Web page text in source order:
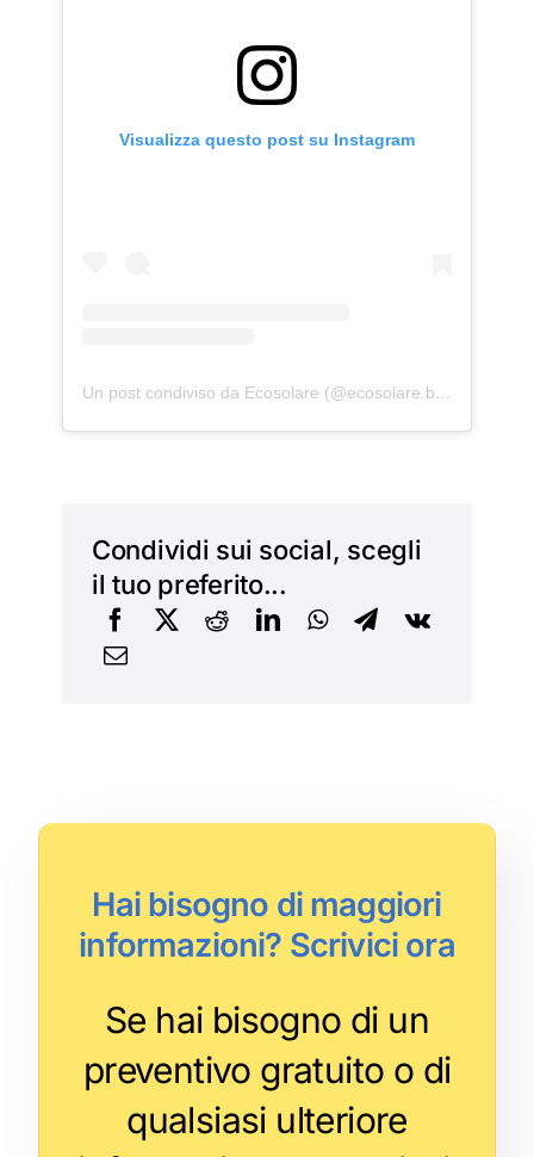
Visualizza questo post su Instagram
Un post condiviso da Ecosolare (@ecosolare.biz)
Condividi sui social, scegli
il tuo preferito...
Hai bisogno di maggiori
informazioni? Scrivici ora
Se hai bisogno di un
preventivo gratuito o di
qualsiasi ulteriore